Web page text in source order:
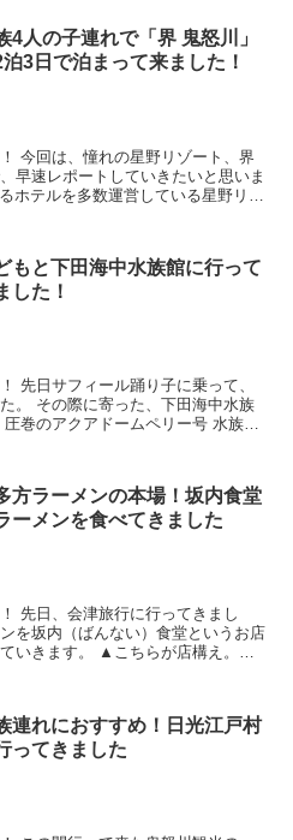
4人の子連れで「界 鬼怒川」
泊3日で泊まって来ました！
、界
早速レポートしていきたいと思いま
もと下田海中水族館に行って
した！
て、
水族
方ラーメンの本場！坂内食堂
ーメンを食べてきました
まし
を坂内（ばんない）食堂というお店
ちらが店構え。雰
連れにおすすめ！日光江戸村
ってきました